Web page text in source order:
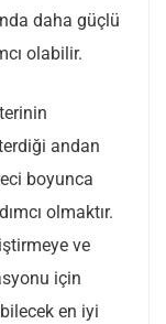
daha güçlü
olabilir.
andan
boyunca
olmaktır.
ve
için
en iyi